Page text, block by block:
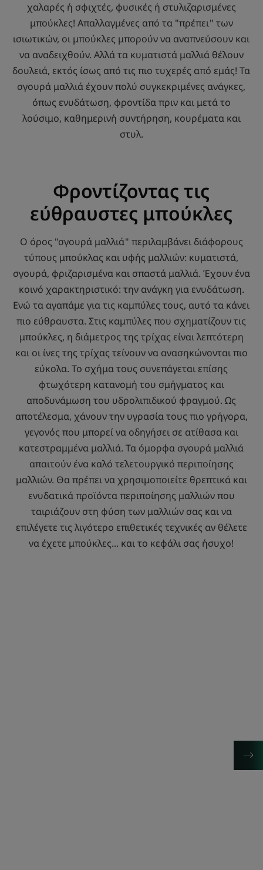
χαλαρές ή σφιχτές, φυσικές ή στυλιζαρισμένες
μπούκλες! Απαλλαγμένες από τα "πρέπει" των
ισιωτικών, οι μπούκλες μπορούν να αναπνεύσουν και
να αναδειχθούν. Αλλά τα κυματιστά μαλλιά θέλουν
δουλειά, εκτός ίσως από τις πιο τυχερές από εμάς! Τα
σγουρά μαλλιά έχουν πολύ συγκεκριμένες ανάγκες,
όπως ενυδάτωση, φροντίδα πριν και μετά το
λούσιμο, καθημερινή συντήρηση, κουρέματα και
στυλ.
Φροντίζοντας τις
εύθραυστες μπούκλες
Ο όρος "σγουρά μαλλιά" περιλαμβάνει διάφορους
τύπους μπούκλας και υφής μαλλιών: κυματιστά,
σγουρά, φριζαρισμένα και σπαστά μαλλιά. Έχουν ένα
κοινό χαρακτηριστικό: την ανάγκη για ενυδάτωση.
Ενώ τα αγαπάμε για τις καμπύλες τους, αυτό τα κάνει
πιο εύθραυστα. Στις καμπύλες που σχηματίζουν τις
μπούκλες, η διάμετρος της τρίχας είναι λεπτότερη
και οι ίνες της τρίχας τείνουν να ανασηκώνονται πιο
εύκολα. Το σχήμα τους συνεπάγεται επίσης
φτωχότερη κατανομή του σμήγματος και
αποδυνάμωση του υδρολιπιδικού φραγμού. Ως
αποτέλεσμα, χάνουν την υγρασία τους πιο γρήγορα,
γεγονός που μπορεί να οδηγήσει σε ατίθασα και
κατεστραμμένα μαλλιά. Τα όμορφα σγουρά μαλλιά
απαιτούν ένα καλό τελετουργικό περιποίησης
μαλλιών. Θα πρέπει να χρησιμοποιείτε θρεπτικά και
ενυδατικά προϊόντα περιποίησης μαλλιών που
ταιριάζουν στη φύση των μαλλιών σας και να
επιλέγετε τις λιγότερο επιθετικές τεχνικές αν θέλετε
να έχετε μπούκλες... και το κεφάλι σας ήσυχο!